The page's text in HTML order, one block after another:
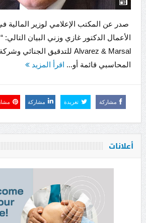
صدر عن المكتب الإعلامي لوزير
الأعمال الدكتور غازي وزني البيان
المحاسبي قائمة أو... اقرأ المزيد
مشاركة تغريدة مشاركة
أعلانات